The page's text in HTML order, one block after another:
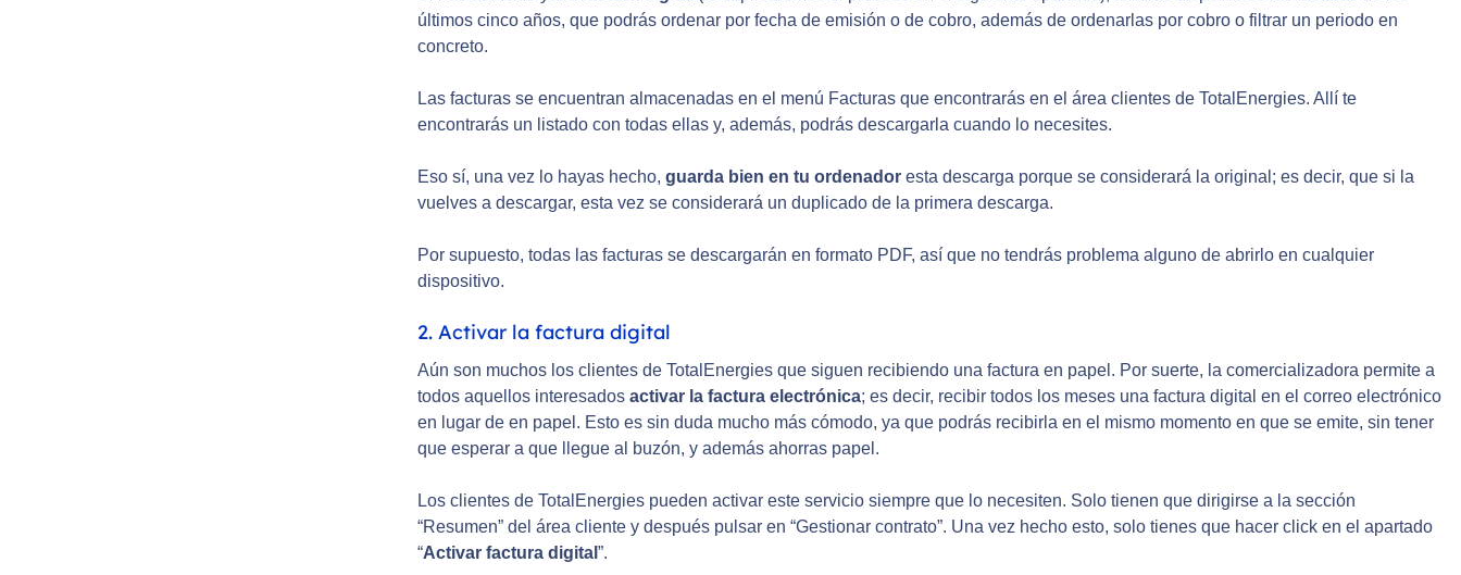
últimos cinco años, que podrás ordenar por fecha de emisión o de cobro, además de ordenarlas por cobro o filtrar un periodo en
concreto.
Las facturas se encuentran almacenadas en el menú Facturas que encontrarás en el área clientes de TotalEnergies. Allí te
encontrarás un listado con todas ellas y, además, podrás descargarla cuando lo necesites.
Eso sí, una vez lo hayas hecho, guarda bien en tu ordenador esta descarga porque se considerará la original; es decir, que si la
vuelves a descargar, esta vez se considerará un duplicado de la primera descarga.
Por supuesto, todas las facturas se descargarán en formato PDF, así que no tendrás problema alguno de abrirlo en cualquier
dispositivo.
2. Activar la factura digital
Aún son muchos los clientes de TotalEnergies que siguen recibiendo una factura en papel. Por suerte, la comercializadora permite a
todos aquellos interesados activar la factura electrónica; es decir, recibir todos los meses una factura digital en el correo electrónico
en lugar de en papel. Esto es sin duda mucho más cómodo, ya que podrás recibirla en el mismo momento en que se emite, sin tener
que esperar a que llegue al buzón, y además ahorras papel.
Los clientes de TotalEnergies pueden activar este servicio siempre que lo necesiten. Solo tienen que dirigirse a la sección
“Resumen” del área cliente y después pulsar en “Gestionar contrato”. Una vez hecho esto, solo tienes que hacer click en el apartado
“Activar factura digital ”.